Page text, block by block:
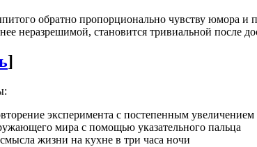
обратно пропорционально чувству юмора и
неразрешимой, становится тривиальной после
]
эксперимента с постепенным увеличением
мира с помощью указательного пальца
жизни на кухне в три часа ночи